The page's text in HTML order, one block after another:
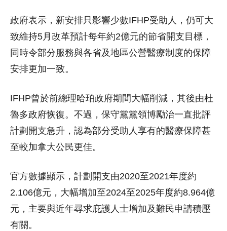
政府表示，新安排只影響少數IFHP受助人，仍可大
致維持5月改革預計每年約2億元的節省開支目標，
同時令部分服務與各省及地區公營醫療制度的保障
安排更加一致。
IFHP曾於前總理哈珀政府期間大幅削減，其後由杜
魯多政府恢復。不過，保守黨黨領博勵治一直批評
計劃開支急升，認為部分受助人享有的醫療保障甚
至較加拿大公民更佳。
官方數據顯示，計劃開支由2020至2021年度約
2.106億元，大幅增加至2024至2025年度約8.964億
元，主要與近年尋求庇護人士增加及難民申請積壓
有關。